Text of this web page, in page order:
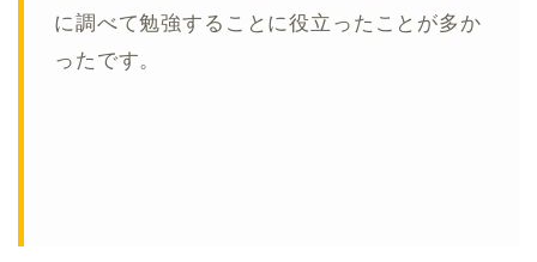
に調べて勉強することに役立ったことが多か
ったです。